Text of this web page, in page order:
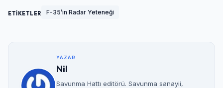
ETİKETLER F-35’in Radar Yeteneği
YAZAR
Nil
Savunma Hattı editörü. Savunma sanayii,